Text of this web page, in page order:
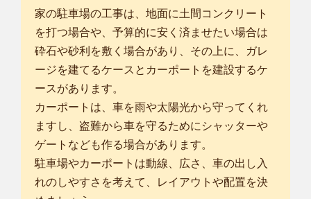
家の駐車場の工事は、地面に土間コンクリート
を打つ場合や、予算的に安く済ませたい場合は
砕石や砂利を敷く場合があり、その上に、ガレ
ージを建てるケースとカーポートを建設するケ
ースがあります。
カーポートは、車を雨や太陽光から守ってくれ
ますし、盗難から車を守るためにシャッターや
ゲートなども作る場合があります。
駐車場やカーポートは動線、広さ、車の出し入
れのしやすさを考えて、レイアウトや配置を決